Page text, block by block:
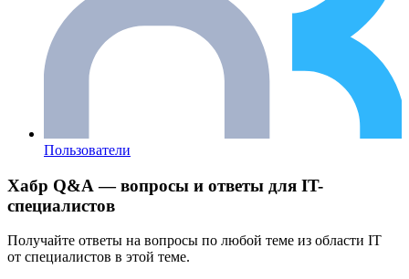
Пользователи
Хабр Q&A — вопросы и ответы для IT-
специалистов
Получайте ответы на вопросы по любой теме из области IT
от специалистов в этой теме.